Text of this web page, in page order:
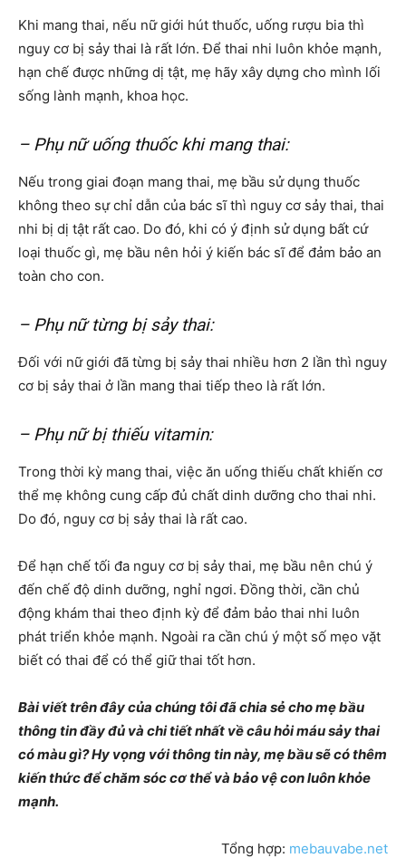
Khi mang thai, nếu nữ giới hút thuốc, uống rượu bia thì
nguy cơ bị sảy thai là rất lớn. Để thai nhi luôn khỏe mạnh,
hạn chế được những dị tật, mẹ hãy xây dựng cho mình lối
sống lành mạnh, khoa học.
– Phụ nữ uống thuốc khi mang thai:
Nếu trong giai đoạn mang thai, mẹ bầu sử dụng thuốc
không theo sự chỉ dẫn của bác sĩ thì nguy cơ sảy thai, thai
nhi bị dị tật rất cao. Do đó, khi có ý định sử dụng bất cứ
loại thuốc gì, mẹ bầu nên hỏi ý kiến bác sĩ để đảm bảo an
toàn cho con.
– Phụ nữ từng bị sảy thai:
Đối với nữ giới đã từng bị sảy thai nhiều hơn 2 lần thì nguy
cơ bị sảy thai ở lần mang thai tiếp theo là rất lớn.
– Phụ nữ bị thiếu vitamin:
Trong thời kỳ mang thai, việc ăn uống thiếu chất khiến cơ
thể mẹ không cung cấp đủ chất dinh dưỡng cho thai nhi.
Do đó, nguy cơ bị sảy thai là rất cao.
Để hạn chế tối đa nguy cơ bị sảy thai, mẹ bầu nên chú ý
đến chế độ dinh dưỡng, nghỉ ngơi. Đồng thời, cần chủ
động khám thai theo định kỳ để đảm bảo thai nhi luôn
phát triển khỏe mạnh. Ngoài ra cần chú ý một số mẹo vặt
biết có thai để có thể giữ thai tốt hơn.
Bài viết trên đây của chúng tôi đã chia sẻ cho mẹ bầu
thông tin đầy đủ và chi tiết nhất về câu hỏi máu sảy thai
có màu gì? Hy vọng với thông tin này, mẹ bầu sẽ có thêm
kiến thức để chăm sóc cơ thể và bảo vệ con luôn khỏe
mạnh.
Tổng hợp: mebauvabe.net